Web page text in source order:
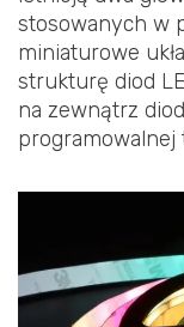
stosowanych w
miniaturowe
strukturę diod
na zewnątrz
programowalnej